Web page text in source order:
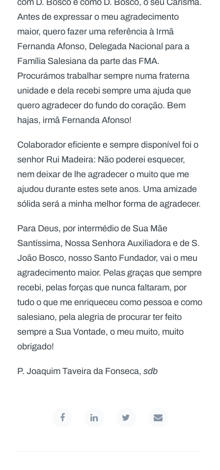
Antes de expressar o meu agradecimento
maior, quero fazer uma referência à Irmã
Fernanda Afonso, Delegada Nacional para a
Família Salesiana da parte das FMA.
Procurámos trabalhar sempre numa fraterna
unidade e dela recebi sempre uma ajuda que
quero agradecer do fundo do coração. Bem
hajas, irmã Fernanda Afonso!
Colaborador eficiente e sempre disponível foi o
senhor Rui Madeira: Não poderei esquecer,
nem deixar de lhe agradecer o muito que me
ajudou durante estes sete anos. Uma amizade
sólida será a minha melhor forma de agradecer.
Para Deus, por intermédio de Sua Mãe
Santíssima, Nossa Senhora Auxiliadora e de S.
João Bosco, nosso Santo Fundador, vai o meu
agradecimento maior. Pelas graças que sempre
recebi, pelas forças que nunca faltaram, por
tudo o que me enriqueceu como pessoa e como
salesiano, pela alegria de procurar ter feito
sempre a Sua Vontade, o meu muito, muito
obrigado!
P. Joaquim Taveira da Fonseca,sdb